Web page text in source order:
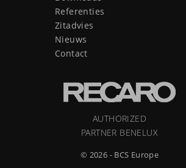
Referenties
Zitadvies
Nieuws
Contact
AUTHORIZED
PARTNER BENELUX
© 2026 - BCS Europe